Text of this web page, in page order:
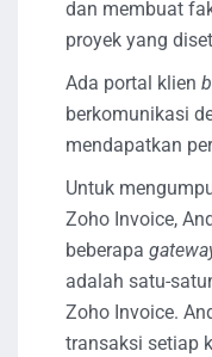
dan membuat
proyek yang
Ada portal klien
berkomunikasi
mendapatkan
Untuk
Zoho Invoice,
beberapa
adalah satu-
Zoho Invoice.
transaksi setiap